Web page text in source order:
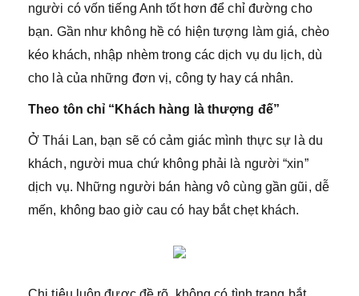
người có vốn tiếng Anh tốt hơn để chỉ đường cho
bạn. Gần như không hề có hiện tượng làm giá, chèo
kéo khách, nhập nhèm trong các dịch vụ du lịch, dù
cho là của những đơn vị, công ty hay cá nhân.
Theo tôn chỉ “Khách hàng là thượng đế”
Ở Thái Lan, bạn sẽ có cảm giác mình thực sự là du
khách, người mua chứ không phải là người “xin”
dịch vụ. Những người bán hàng vô cùng gần gũi, dễ
mến, không bao giờ cau có hay bắt chẹt khách.